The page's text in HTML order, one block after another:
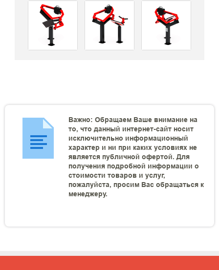
Важно: Обращаем Ваше внимание на
то, что данный интернет-сайт носит
исключительно информационный
характер и ни при каких условиях не
является публичной офертой. Для
получения подробной информации о
стоимости товаров и услуг,
пожалуйста, просим Вас обращаться к
менеджеру.